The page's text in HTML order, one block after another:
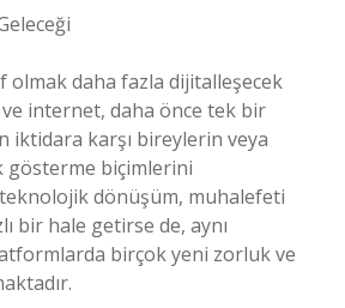
olmak daha fazla dijitalleşecek
ve internet, daha önce tek bir
iktidara karşı bireylerin veya
gösterme biçimlerini
dönüşüm, muhalefeti
bir hale getirse de, aynı
birçok yeni zorluk ve